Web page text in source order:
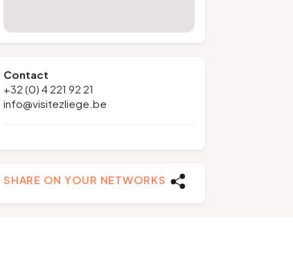
Contact
+32 (0) 4 221 92 21
info@visitezliege.be
SHARE ON YOUR NETWORKS